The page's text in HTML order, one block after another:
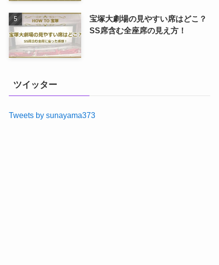
宝塚大劇場の見やすい席はどこ？
SS席含む全座席の見え方！
ツイッター
Tweets by sunayama373